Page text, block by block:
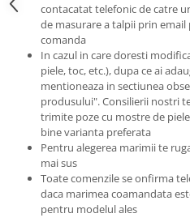
contacatat telefonic de catre
de masurare a talpii prin
comanda
In cazul in care doresti
piele, toc, etc.), dupa ce ai
mentioneaza in sectiunea
produsului". Consilierii nostri
trimite poze cu mostre de
bine varianta preferata
Pentru alegerea marimii te
mai sus
Toate comenzile se onfirma
daca marimea coamandata
pentru modelul ales